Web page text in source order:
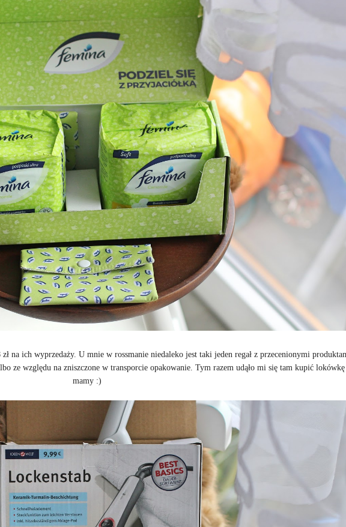
na ich wyprzedaży. U mnie w rossmanie niedaleko jest taki jeden regał z przecenionymi
ze względu na zniszczone w transporcie opakowanie. Tym razem udąło mi się tam kupić
mamy :)